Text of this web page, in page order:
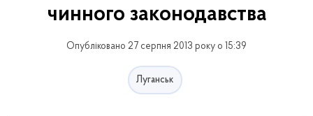
чинного законодавства
Опубліковано 27 серпня 2013 року о 15:39
Луганськ